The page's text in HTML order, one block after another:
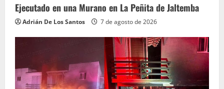
Ejecutado en una Murano en La Peñita de Jaltemba
Adrián De Los Santos 7 de agosto de 2026